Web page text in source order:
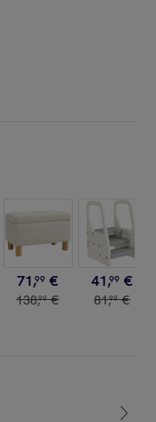
71,99 €
138,99 €
41,99 €
81,99 €